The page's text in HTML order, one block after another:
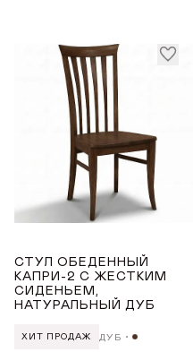
ТОНИРОВКА
Белёный дуб
Белый
Светлый дуб с чёрной
Светлый дуб
ДЛИНА ТОВАРА
от до
СТУЛ ОБЕДЕННЫЙ
КАПРИ-2 С ЖЕСТКИМ
СИДЕНЬЕМ,
НАТУРАЛЬНЫЙ ДУБ
ХИТ ПРОДАЖ ДУБ